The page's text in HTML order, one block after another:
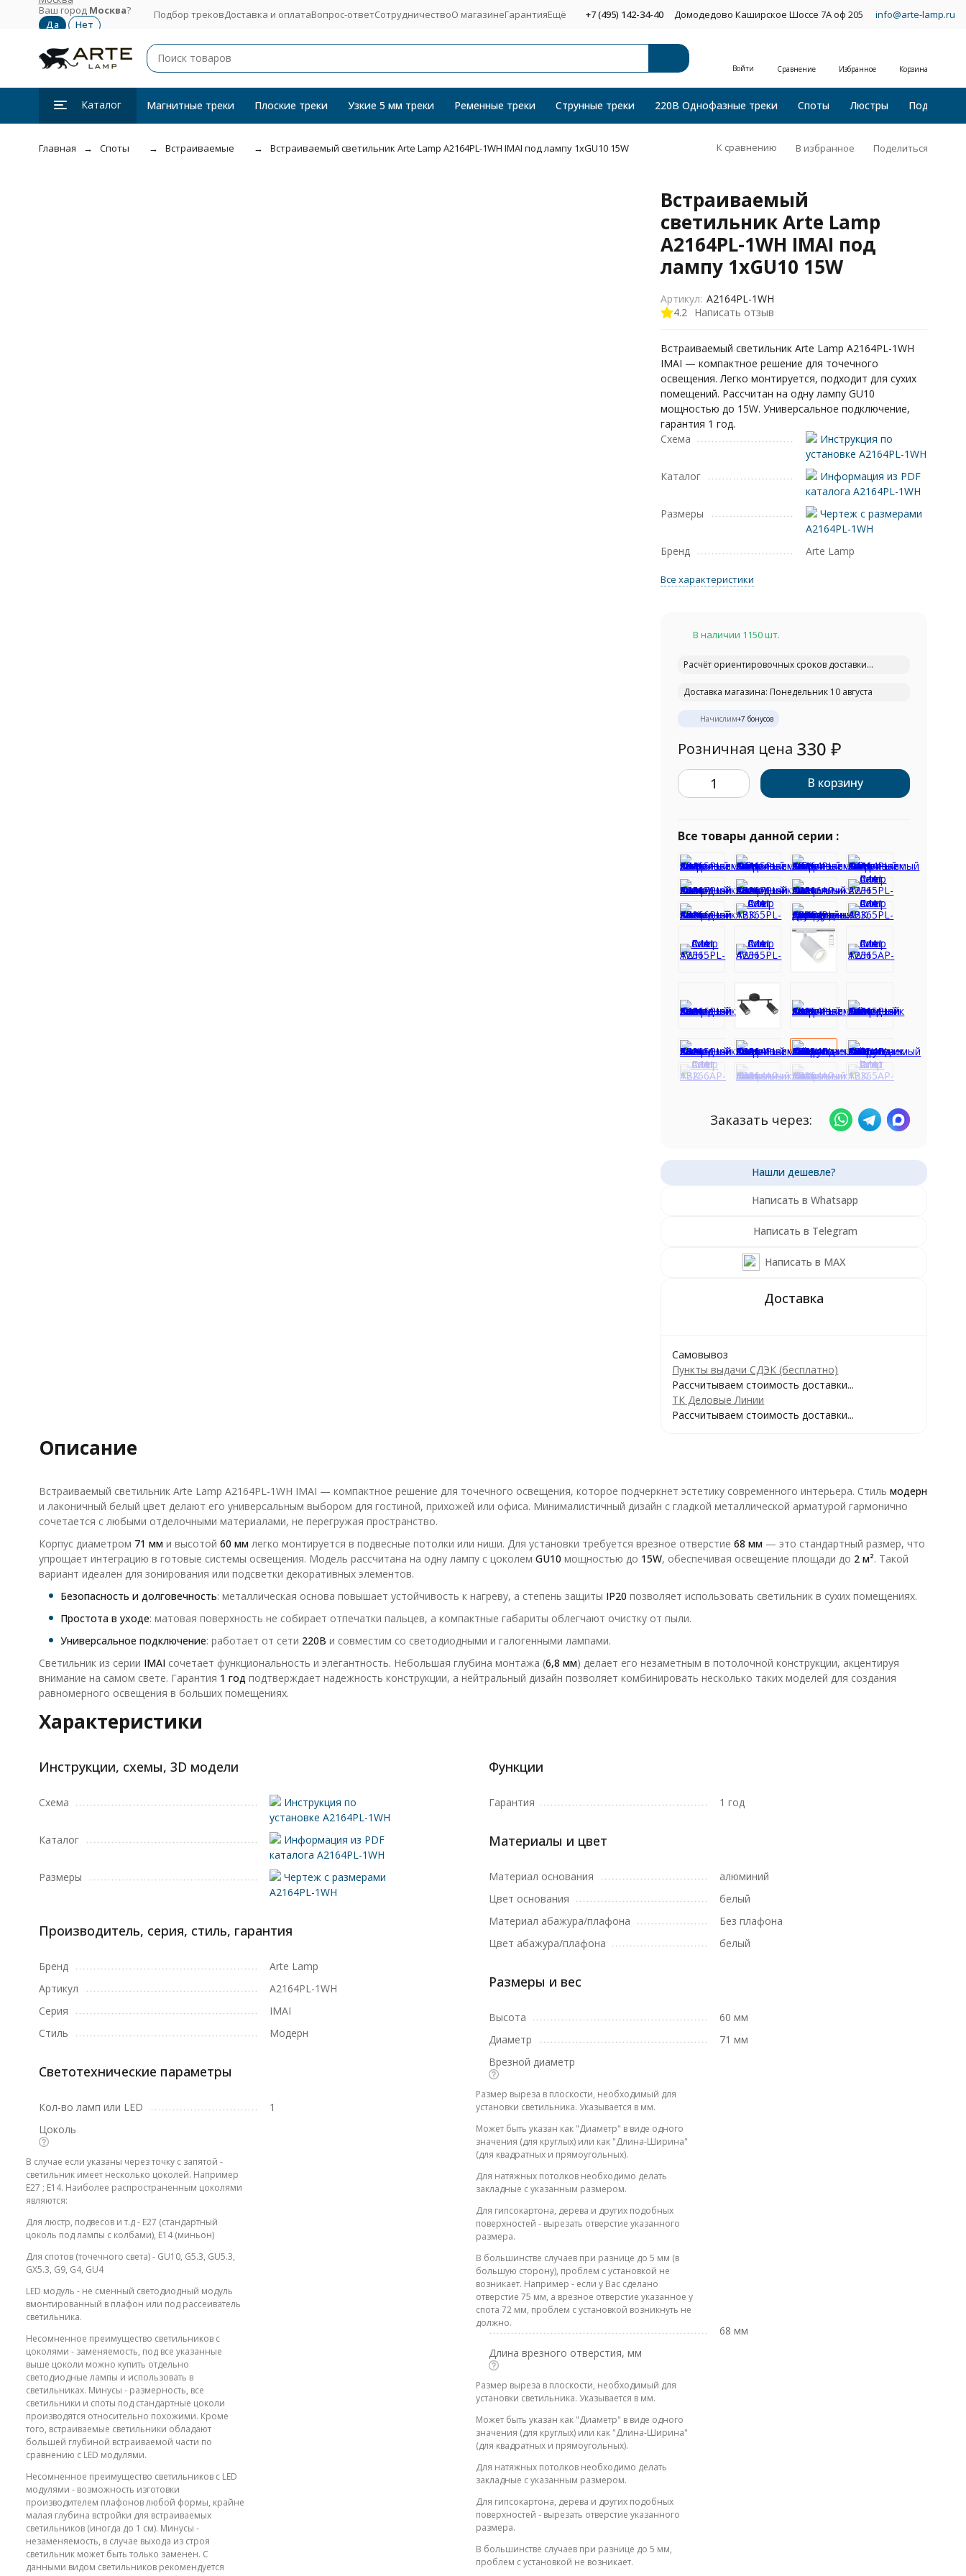
Ваш город Москва? Подбор трековДоставка и оплатаВопрос-ответСотрудничествоО магазинеГарантияЕщё +7 (495) 142-34-40 Домодедово Каширское Шоссе 7А оф 205 info@arte-lamp.ru
Войти Сравнение Избранное Корзина
Каталог Магнитные треки Плоские треки Узкие 5 мм треки Ременные треки Струнные треки 220В Однофазные треки Споты Люстры Подвесные
Главная Споты Встраиваемые Встраиваемый светильник Arte Lamp A2164PL-1WH IMAI под лампу 1xGU10 15W К сравнению В избранное Поделиться
Встраиваемый
светильник Arte Lamp
A2164PL-1WH IMAI под
лампу 1xGU10 15W
4.2 Написать отзыв
Артикул: A2164PL-1WH
Встраиваемый светильник Arte Lamp A2164PL-1WH
IMAI — компактное решение для точечного
освещения. Легко монтируется, подходит для сухих
помещений. Рассчитан на одну лампу GU10
мощностью до 15W. Универсальное подключение,
гарантия 1 год.
Схема
Инструкция по
установке A2164PL-1WH
Каталог
Информация из PDF
каталога A2164PL-1WH
Размеры
Чертеж с размерами
A2164PL-1WH
Бренд
Arte Lamp
Все характеристики
В наличии 1150 шт.
Расчёт ориентировочных сроков доставки...
Доставка магазина: Понедельник 10 августа
Начислим+7 бонусов
Розничная цена 330₽
В корзину
Все товары данной серии :
Заказать через:
Написать в Whatsapp
Написать в Telegram
Написать в MAX
Самовывоз
Пункты выдачи СДЭК (бесплатно)
Рассчитываем стоимость доставки...
ТК Деловые Линии
Рассчитываем стоимость доставки...
Описание
Встраиваемый светильник Arte Lamp A2164PL-1WH IMAI — компактное решение для точечного освещения, которое подчеркнет эстетику современного интерьера. Стиль модерн
и лаконичный белый цвет делают его универсальным выбором для гостиной, прихожей или офиса. Минималистичный дизайн с гладкой металлической арматурой гармонично
сочетается с любыми отделочными материалами, не перегружая пространство.
Корпус диаметром 71 мми высотой 60 ммлегко монтируется в подвесные потолки или ниши. Для установки требуется врезное отверстие 68 мм— это стандартный размер, что
упрощает интеграцию в готовые системы освещения. Модель рассчитана на одну лампу с цоколем GU10 мощностью до 15W, обеспечивая освещение площади до 2 м². Такой
вариант идеален для зонирования или подсветки декоративных элементов.
Безопасность и долговечность: металлическая основа повышает устойчивость к нагреву, а степень защиты IP20 позволяет использовать светильник в сухих помещениях.
Простота в уходе: матовая поверхность не собирает отпечатки пальцев, а компактные габариты облегчают очистку от пыли.
Универсальное подключение: работает от сети 220В и совместим со светодиодными и галогенными лампами.
Светильник из серии IMAIсочетает функциональность и элегантность. Небольшая глубина монтажа (6,8 мм) делает его незаметным в потолочной конструкции, акцентируя
внимание на самом свете. Гарантия 1 годподтверждает надежность конструкции, а нейтральный дизайн позволяет комбинировать несколько таких моделей для создания
равномерного освещения в больших помещениях.
Характеристики
Инструкции, схемы, 3D модели
Схема
Инструкция по
установке A2164PL-1WH
Каталог
Информация из PDF
каталога A2164PL-1WH
Размеры
Чертеж с размерами
A2164PL-1WH
Производитель, серия, стиль, гарантия
Бренд
Arte Lamp
Артикул
A2164PL-1WH
Серия
IMAI
Стиль
Модерн
Светотехнические параметры
Кол-во ламп или LED
1
Цоколь
В случае если указаны через точку с запятой -
светильник имеет несколько цоколей. Например
E27 ; E14. Наиболее распространенным цоколями
являются:
Для люстр, подвесов и т.д - E27 (стандартный
цоколь под лампы с колбами), E14 (миньон)
Для спотов (точечного света) - GU10, G5.3, GU5.3,
GX5.3, G9, G4, GU4
LED модуль - не сменный светодиодный модуль
вмонтированный в плафон или под рассеиватель
светильника.
Несомненное преимущество светильников с
цоколями - заменяемость, под все указанные
выше цоколи можно купить отдельно
светодиодные лампы и использовать в
светильниках. Минусы - размерность, все
светильники и споты под стандартные цоколи
производятся относительно похожими. Кроме
того, встраиваемые светильники обладают
большей глубиной встраиваемой части по
сравнению с LED модулями.
Несомненное преимущество светильников с LED
модулями - возможность изготовки
производителем плафонов любой формы, крайне
малая глубина встройки для встраиваемых
светильников (иногда до 1 см). Минусы -
незаменяемость, в случае выхода из строя
светильник может быть только заменен. С
данными видом светильников рекомендуется
Функции
Гарантия 1 год
Материалы и цвет
Материал основания
алюминий
Цвет основания
белый
Материал абажура/плафона
Без плафона
Цвет абажура/плафона
белый
Размеры и вес
Высота
60 мм
Диаметр
71 мм
Врезной диаметр
Размер выреза в плоскости, необходимый для
установки светильника. Указывается в мм.
Может быть указан как "Диаметр" в виде одного
значения (для круглых) или как "Длина-Ширина"
(для квадратных и прямоугольных).
Для натяжных потолков необходимо делать
закладные с указанным размером.
Для гипсокартона, дерева и других подобных
поверхностей - вырезать отверстие указанного
размера.
В большинстве случаев при разнице до 5 мм (в
большую сторону), проблем с установкой не
возникает. Например - если у Вас сделано
отверстие 75 мм, а врезное отверстие указанное у
спота 72 мм, проблем с установкой возникнуть не
должно.
68 мм
Длина врезного отверстия, мм
Размер выреза в плоскости, необходимый для
установки светильника. Указывается в мм.
Может быть указан как "Диаметр" в виде одного
значения (для круглых) или как "Длина-Ширина"
(для квадратных и прямоугольных).
Для натяжных потолков необходимо делать
закладные с указанным размером.
Для гипсокартона, дерева и других подобных
поверхностей - вырезать отверстие указанного
размера.
В большинстве случаев при разнице до 5 мм,
проблем с установкой не возникает.